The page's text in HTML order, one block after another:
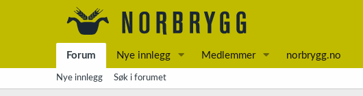
Forum Nye innlegg Medlemmer norbrygg.no
Nye innlegg Søk i forumet